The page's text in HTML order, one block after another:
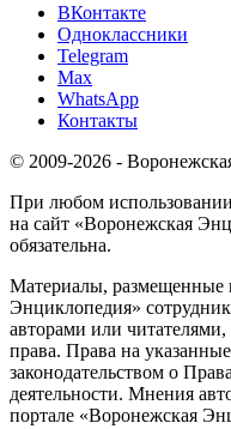
ВКонтакте
Одноклассники
Telegram
Max
WhatsApp
Контакты
© 2009-2026 -
При любом
на сайт «Воронежская
обязательна.
Материалы, размещенные
Энциклопедия»
авторами или читателями,
права. Права на
законодательством о
деятельности. Мнения
портале «Воронежская